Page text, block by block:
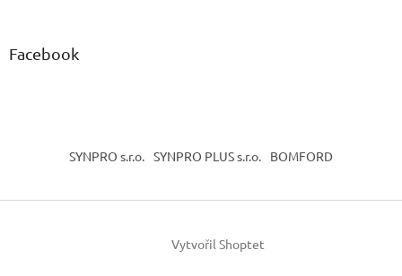
Facebook
SYNPRO s.r.o. SYNPRO PLUS s.r.o. BOMFORD
Vytvořil Shoptet